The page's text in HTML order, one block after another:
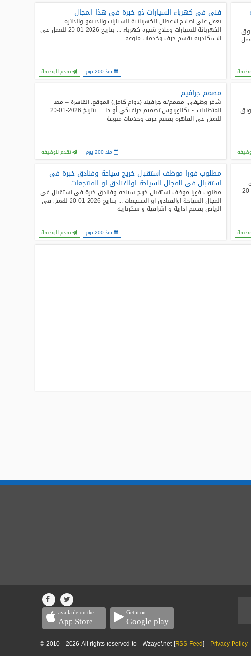
5 سنوات ... بتاريخ 2026-01-20 للعمل
فنى فى كهرباء السيارات ذو خبرة فى هذا المجال
يعمل على اصلاح الاعطال الكهربائية للسيارات والدينمو والدائرة
الكهربائة للسيارات وعلاج شجرة كهرباء ... بتاريخ 2026-01-20 للعمل في
الاسكندرية بقسم حرف وخدمات منوعة
منذ 200 يوم تقدم للوظيفة
مصمم جرافيم
شاغر وظيفي: مصمم/ـة جرافيك (دوام كامل) الموقع: القاهرة – مصر
المتطلبات: - بكالوريوس تصميم جرافيكي أو ما ... بتاريخ 2026-01-20
للعمل في القاهرة بقسم حرف وخدمات منوعة
منذ 200 يوم تقدم للوظيفة
وتبحثين عن دخل مرن بدون التزامات معقّدة، هذه ... بتاريخ 2026-01-20
مطلوب فورا موظف استقبال خريج سياحة وفنادق خبرة فى
استقبال فى المجال السياحة اوالفنادق او المنتجعات
مطلوب فورا موظف استقبال خريج سياحة وفنادق خبرة فى استقبال فى
المجال السياحة اوالفنادق او المنتجعات ... بتاريخ 2026-01-20 للعمل في
الرياض بقسم ادارية و اشرافية و سكرتاريه
منذ 200 يوم تقدم للوظيفة
available on the
App Store
Get it on
Google play
© 2010 - 2026 All rights reserved to - Wzayef.net [RSS Feed] - Privacy Policy